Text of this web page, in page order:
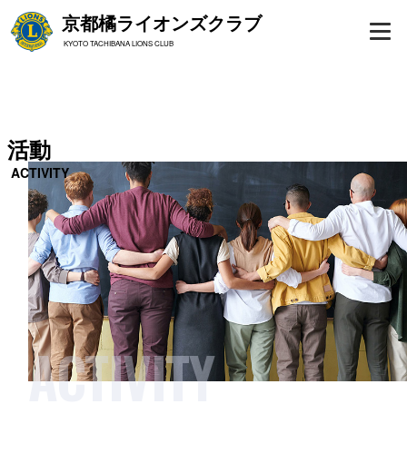
京都橘ライオンズクラブ
KYOTO TACHIBANA LIONS CLUB
ACTIVITY
活動
ACTIVITY